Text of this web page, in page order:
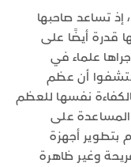
تساعد صاحبها
قدرة أيضًا على
علماء في
أن عظم
نفسها للعظم
على
أجهزة
وغير ظاهرة